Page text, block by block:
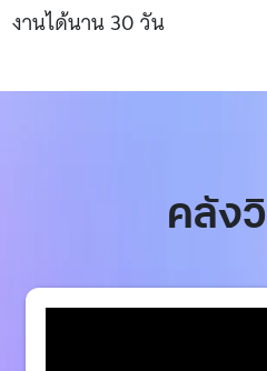
งานได้นาน 30 วัน
คลัง